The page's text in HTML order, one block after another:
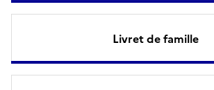
Livret de famille